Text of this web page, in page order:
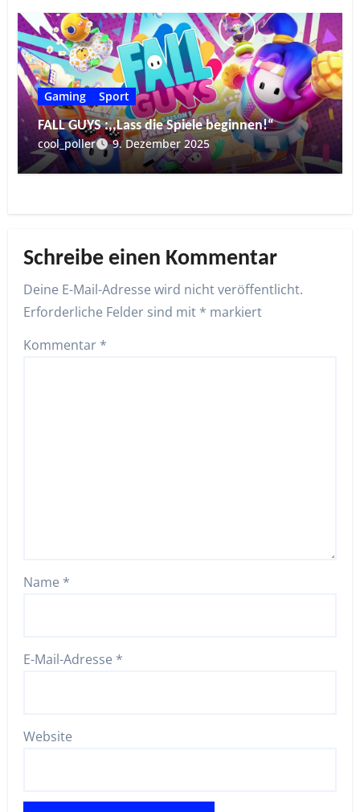
Gaming
Sport
FALL GUYS :,,Lass die Spiele beginnen!“
cool_poller
9. Dezember 2025
Schreibe einen Kommentar
Deine E-Mail-Adresse wird nicht veröffentlicht.
Erforderliche Felder sind mit * markiert
Kommentar *
Name *
E-Mail-Adresse *
Website